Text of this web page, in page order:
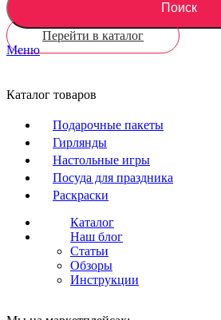
Поиск
Перейти в каталог
Меню
Каталог товаров
Подарочные пакеты
Гирлянды
Настольные игры
Посуда для праздника
Раскраски
Каталог
Наш блог
Статьи
Обзоры
Инструкции